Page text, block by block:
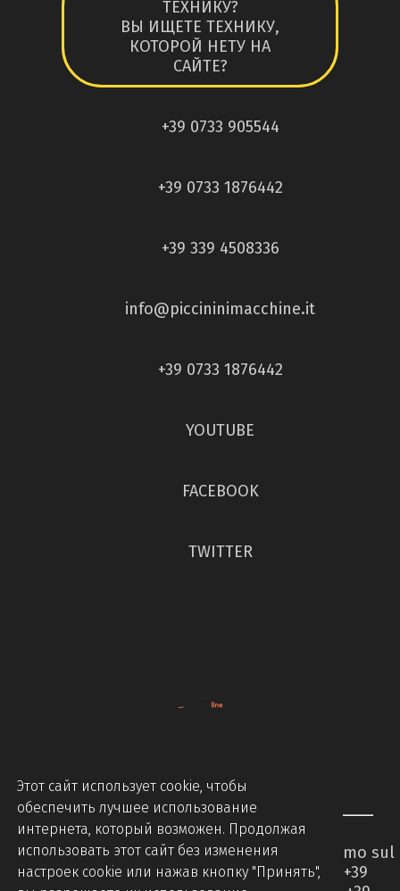
Этот сайт использует cookie, чтобы
обеспечить лучшее использование
интернета, который возможен. Продолжая
использовать этот сайт без изменения
настроек cookie или нажав кнопку "Принять",
ТЕХНИКУ?
ВЫ ИЩЕТЕ ТЕХНИКУ,
КОТОРОЙ НЕТУ НА
САЙТЕ?
+39 0733 905544
+39 0733 1876442
+39 339 4508336
info@piccininimacchine.it
+39 0733 1876442
YOUTUBE
FACEBOOK
TWITTER
Piccinini Macchine Srl - Via Brodolini 2 - Caccamo sul
Lago - 62020 Serrapetrona MC - Italy - Tel +39